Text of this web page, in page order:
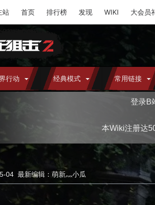
站 首页 排行榜 发现 WIKI 大会员
行动 经典模式 常用链接
登录B
本Wiki注册达
04 最新编辑： 萌新灬小瓜